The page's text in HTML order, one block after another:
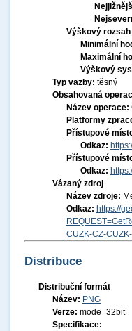
Výškový rozsah
Minimální
Maximální
Výškový
Typ vazby: těsný
Obsahovaná
Název operace:
Platformy
Přístupové
Odkaz:
Přístupové
Odkaz:
Vázaný zdroj
Název zdroje:
Odkaz: https://
CUZK-CZ-
Distribuce
Distribuční formát
Název: PNG
Verze: mode=32bit
Specifikace: